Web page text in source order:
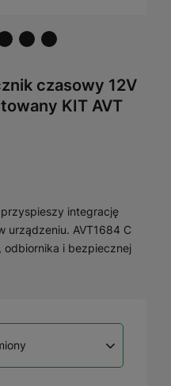
czasowy 12V
KIT AVT
integrację
urządzeniu. AVT1684 C
odbiornika i bezpiecznej